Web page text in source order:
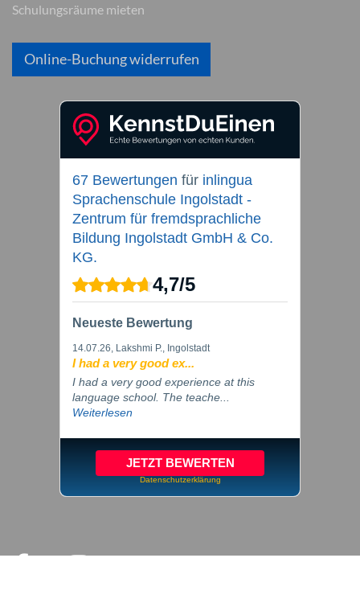
Schulungsräume mieten
Online-Buchung widerrufen
67 Bewertungen für inlingua
Sprachenschule Ingolstadt -
Zentrum für fremdsprachliche
Bildung Ingolstadt GmbH & Co.
KG.
4,7/5
Neueste Bewertung
14.07.26, Lakshmi P., Ingolstadt
I had a very good ex...
I had a very good experience at this
language school. The teache...
Weiterlesen
JETZT BEWERTEN
Datenschutzerklärung